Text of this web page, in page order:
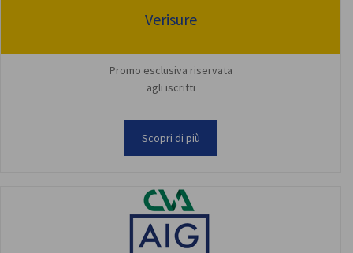
Verisure
Promo esclusiva riservata
agli iscritti
Scopri di più